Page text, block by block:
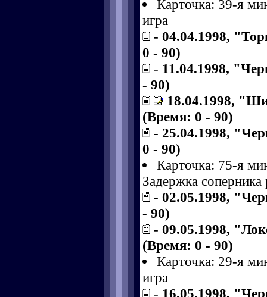
Карточка: 39-я
игра
- 04.04.1998,
0 - 90)
- 11.04.1998,
- 90)
18.04.1998,
(Время: 0 - 90)
- 25.04.1998,
0 - 90)
Карточка: 75-я
Задержка
- 02.05.1998,
- 90)
- 09.05.1998,
(Время: 0 - 90)
Карточка: 29-я
игра
- 16.05.1998,